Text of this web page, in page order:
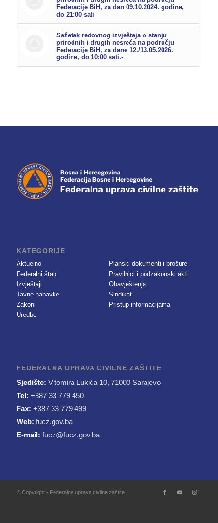
Federacije BiH, za dan 09.10.2024. godine,
do 21:00 sati
Sažetak redovnog izvještaja o stanju
prirodnih i drugih nesreća na području
Federacije BiH, za dane 12./13.05.2026.
godine, do 10:00 sati.-
KATEGORIJE
Aktuelno
Federalni štab
Izvještaji
Javne nabavke
Zakoni
Uredbe
Planski dokumenti i brošure
Pravilnici i podzakonski akti
Obavještenja
Sindikat
Pristup informacijama
FEDERALNA UPRAVA CIVILNE ZAŠTITE
Sjedište: Vitomira Lukića 10, 71000 Sarajevo
Tel: +387 33 779 450
Fax: +387 33 779 499
Web: fucz.gov.ba
E-mail: fucz@fucz.gov.ba
© Copyright - Federalna uprava civilne zaštite